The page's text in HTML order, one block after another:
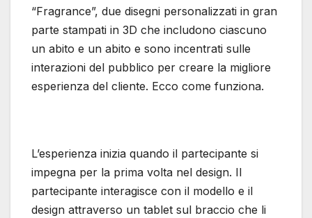
“Fragrance”, due disegni personalizzati in gran
parte stampati in 3D che includono ciascuno
un abito e un abito e sono incentrati sulle
interazioni del pubblico per creare la migliore
esperienza del cliente. Ecco come funziona.
L’esperienza inizia quando il partecipante si
impegna per la prima volta nel design. Il
partecipante interagisce con il modello e il
design attraverso un tablet sul braccio che li